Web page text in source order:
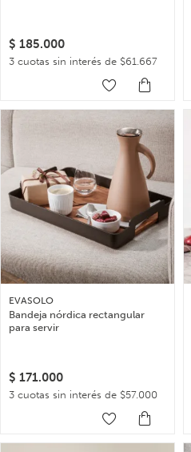
$ 185.000
3 cuotas sin interés de $61.667
EVASOLO
Bandeja nórdica rectangular
para servir
$ 171.000
3 cuotas sin interés de $57.000